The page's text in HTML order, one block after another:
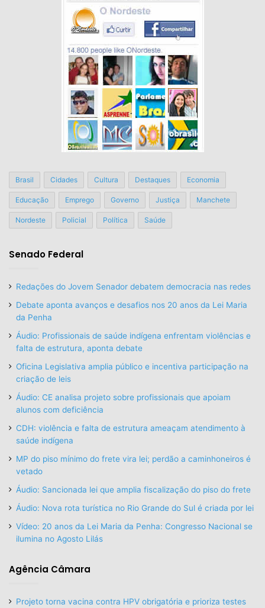
Brasil Cidades Cultura Destaques Economia
Educação Emprego Governo Justiça Manchete
Nordeste Policial Política Saúde
Senado Federal
Redações do Jovem Senador debatem democracia nas redes
Debate aponta avanços e desafios nos 20 anos da Lei Maria
da Penha
Áudio: Profissionais de saúde indígena enfrentam violências e
falta de estrutura, aponta debate
Oficina Legislativa amplia público e incentiva participação na
criação de leis
Áudio: CE analisa projeto sobre profissionais que apoiam
alunos com deficiência
CDH: violência e falta de estrutura ameaçam atendimento à
saúde indígena
MP do piso mínimo do frete vira lei; perdão a caminhoneiros é
vetado
Áudio: Sancionada lei que amplia fiscalização do piso do frete
Áudio: Nova rota turística no Rio Grande do Sul é criada por lei
Vídeo: 20 anos da Lei Maria da Penha: Congresso Nacional se
ilumina no Agosto Lilás
Agência Câmara
Projeto torna vacina contra HPV obrigatória e prioriza testes